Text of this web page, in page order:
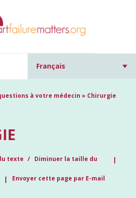
Français
à votre médecin » Chirurgie
texte
Diminuer la taille du
Envoyer cette page par E-mail